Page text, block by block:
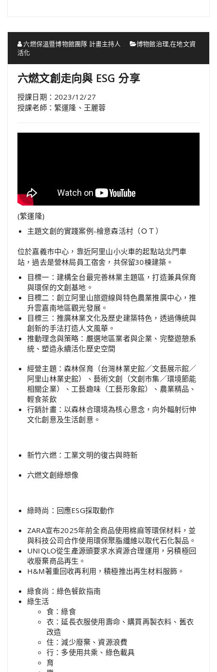
六燃保溫暨博物館團隊 計畫主持人 博物館治理,在地文資
活化
六燃文創走向與 ESG 分享
授課日期：2023/12/27
授課老師：繁運隆、王麗蓉
(繁運隆)
主題文創的實踐案例-檜意森活村（ＯＴ）
位於嘉義市中心，靠近阿里山小火車的起點站北門車
站，過去是營林局員工宿舍，共保留30棟建築。
目標一：建構全台最完善林業主題區，打造兼具保育
與環保的文創基地。
目標二：創立阿里山旅遊線與特色農業推廣中心，推
升雲嘉南地區觀光發展。
目標三：推廣林業文化及歷史建築特色，透過傳統與
創新的手法打造人文風華。
推動理念與策略：嚴選地區業者與企業、完整遊憩系
統、塑造永續活化歷史空間
經營主題：森林保育（台灣林業史館／文藝展示館／
阿里山林業史館）、藝術文創（文創市集／環境節能
相關企業）、工藝趣味（工藝形象館）、農業精品、
輕食茶飲
行銷計畫：以森林合環境為核心意念，向外輻射衍伸
文化創意及生活創意。
新竹六燃：工業文明的復古與時新
六燃文創綠想像
綠時尚：回應ESG採取動作
ZARA宣布2025年前全商品使用棉麻等環保材料，並
與科技公司合作使用環保聚脂纖維以取代石化製品。
UNIQLO從生產源頭要求水資源合理運用，另積極回
收廢棄商品再生。
H&M著重回收再利用，積極推出再生材料服飾。
綠食尚：綠色餐飲指南
綠生活
食：綠食
衣：延長衣服使用壽命、購買再製衣料、舊衣
改造
住：減少廢棄、資源浪費
行：多使用共乘、綠色載具
育